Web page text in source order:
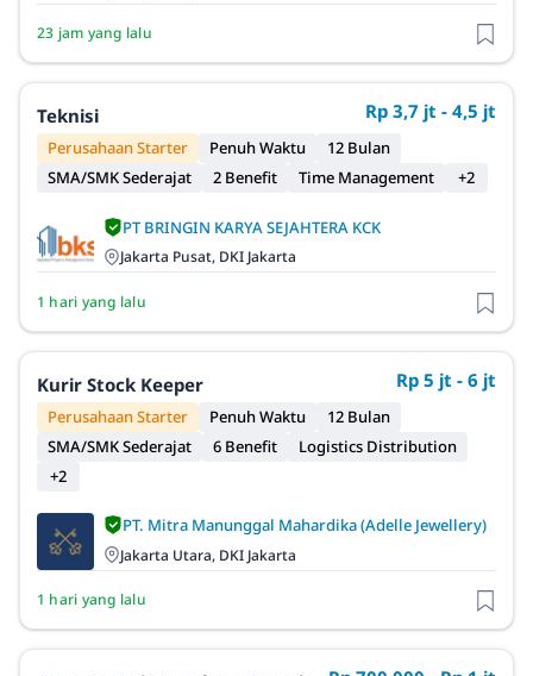
23 jam yang lalu
Teknisi Rp 3,7 jt - 4,5 jt
Perusahaan Starter Penuh Waktu
12 Bulan
SMA/SMK Sederajat
2 Benefit Time Management +2
PT BRINGIN KARYA SEJAHTERA KCK
Jakarta Pusat, DKI Jakarta
1 hari yang lalu
Kurir Stock Keeper Rp 5 jt - 6 jt
Perusahaan Starter Penuh Waktu
12 Bulan
SMA/SMK Sederajat
6 Benefit
Logistics Distribution
+2
PT. Mitra Manunggal Mahardika (Adelle Jewellery)
Jakarta Utara, DKI Jakarta
1 hari yang lalu